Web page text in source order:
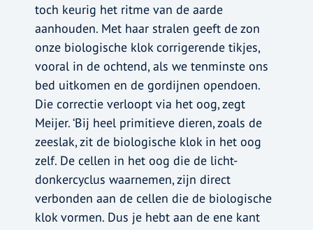
toch keurig het ritme van de aarde
aanhouden. Met haar stralen geeft de zon
onze biologische klok corrigerende tikjes,
vooral in de ochtend, als we tenminste ons
bed uitkomen en de gordijnen opendoen.
Die correctie verloopt via het oog, zegt
Meijer. ‘Bij heel primitieve dieren, zoals de
zeeslak, zit de biologische klok in het oog
zelf. De cellen in het oog die de licht-
donkercyclus waarnemen, zijn direct
verbonden aan de cellen die de biologische
klok vormen. Dus je hebt aan de ene kant